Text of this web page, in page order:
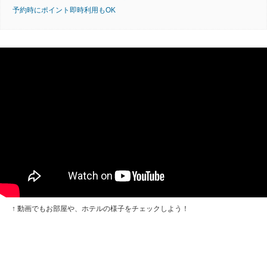
予約時にポイント即時利用もOK
↑ 動画でもお部屋や、ホテルの様子をチェックしよう！